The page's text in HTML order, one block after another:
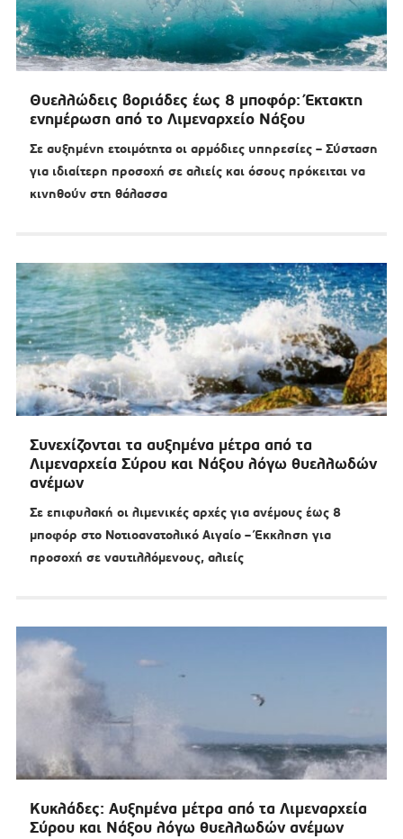
Θυελλώδεις βοριάδες έως 8 μποφόρ: Έκτακτη
ενημέρωση από το Λιμεναρχείο Νάξου
Σε αυξημένη ετοιμότητα οι αρμόδιες υπηρεσίες – Σύσταση
για ιδιαίτερη προσοχή σε αλιείς και όσους πρόκειται να
κινηθούν στη θάλασσα
Συνεχίζονται τα αυξημένα μέτρα από τα
Λιμεναρχεία Σύρου και Νάξου λόγω θυελλωδών
ανέμων
Σε επιφυλακή οι λιμενικές αρχές για ανέμους έως 8
μποφόρ στο Νοτιοανατολικό Αιγαίο – Έκκληση για
προσοχή σε ναυτιλλόμενους, αλιείς
Κυκλάδες: Αυξημένα μέτρα από τα Λιμεναρχεία
Σύρου και Νάξου λόγω θυελλωδών ανέμων